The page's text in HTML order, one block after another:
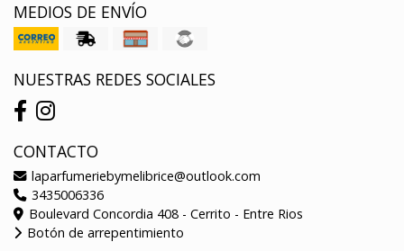
MEDIOS DE ENVÍO
NUESTRAS REDES SOCIALES
CONTACTO
laparfumeriebymelibrice@outlook.com
3435006336
Boulevard Concordia 408 - Cerrito - Entre Rios
Botón de arrepentimiento